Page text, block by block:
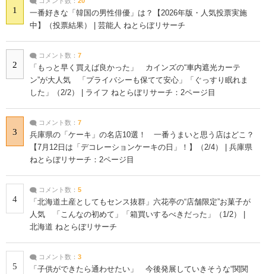
1
一番好きな「韓国の男性俳優」は？【2026年版・人気投票実施
中】（投票結果） | 芸能人 ねとらぼリサーチ
2
コメント数： 7
「もっと早く買えば良かった」 カインズの“車内遮光カーテ
ン”が大人気 「プライバシーも保てて安心」「ぐっすり眠れま
した」（2/2） | ライフ ねとらぼリサーチ：2ページ目
3
コメント数： 7
兵庫県の「ケーキ」の名店10選！ 一番うまいと思う店はどこ？
【7月12日は「デコレーションケーキの日」！】（2/4） | 兵庫県
ねとらぼリサーチ：2ページ目
4
コメント数： 5
「北海道土産としてもセンス抜群」六花亭の“店舗限定”お菓子が
人気 「こんなの初めて」「箱買いするべきだった」（1/2） |
北海道 ねとらぼリサーチ
5
コメント数： 3
「子供ができたら通わせたい」 今後発展していきそうな“関関